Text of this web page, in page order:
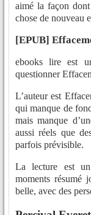
aimé la façon
chose de nouveau
[EPUB]
ebooks lire est
questionner
L’auteur est
qui manque de
mais manque
aussi réels que
parfois prévisible.
La lecture est
moments
belle, avec des